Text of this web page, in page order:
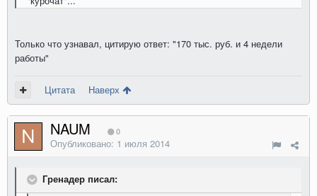
Только что узнавал, цитирую ответ: "170 тыс. руб. и 4 недели
работы"
Цитата Наверх
NAUM 0
Опубликовано: 1 июля 2014
Гренадер писал: